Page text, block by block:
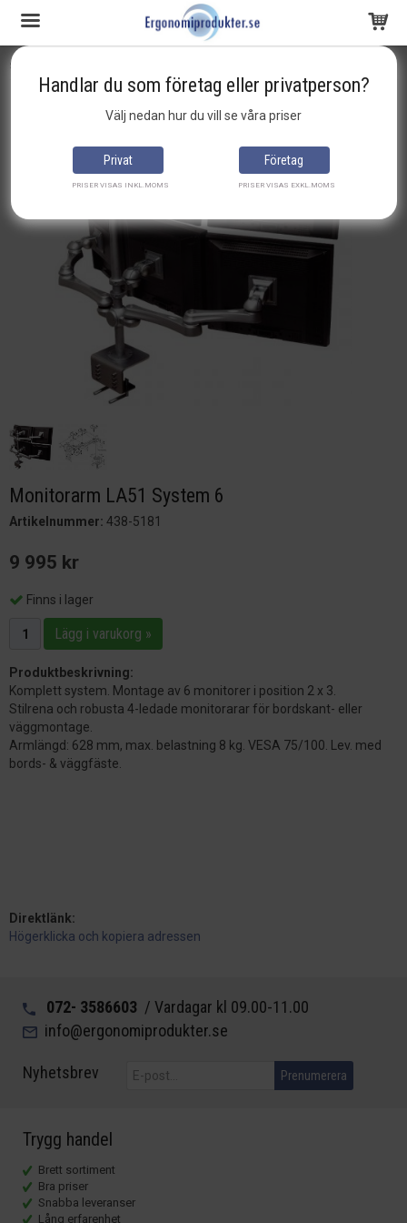
Produkten har blivit tillagd i varukorgen
Startsida
Monitorarm LA51 System 6
Artikelnummer: 438-5181
9 995 kr
Finns i lager
Lägg i varukorg »
Produktbeskrivning:
Komplett system. Montage av 6 monitorer i position 2 x 3.
Stilrena och robusta 4-ledade monitorarar för bordskant- eller
väggmontage.
Armlängd: 628 mm, max. belastning 8 kg. VESA 75/100. Lev. med
bords- & väggfäste.
Direktlänk:
Högerklicka och kopiera adressen
072- 3586603 / Vardagar kl 09.00-11.00
info@ergonomiprodukter.se
Nyhetsbrev Prenumerera
Trygg handel
Brett sortiment
Bra priser
Snabba leveranser
Lång erfarenhet
Handlar du som företag eller privatperson?
Välj nedan hur du vill se våra priser
Privat
PRISER VISAS INKL.MOMS
Företag
PRISER VISAS EXKL.MOMS